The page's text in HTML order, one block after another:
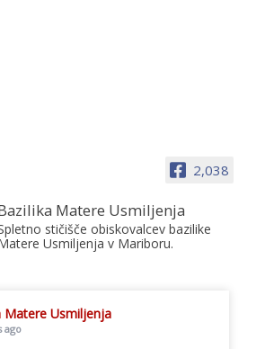
2,038
Matere Usmiljenja
stičišče obiskovalcev bazilike
Usmiljenja v Mariboru.
Matere Usmiljenja
ago